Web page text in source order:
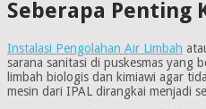
Seberapa Penting
Instalasi Pengolahan Air Limbah
sarana sanitasi di puskesmas yang
limbah biologis dan kimiawi agar
mesin dari IPAL dirangkai menjadi